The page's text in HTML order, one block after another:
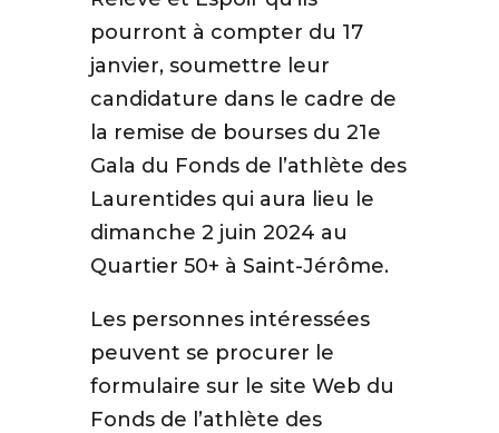
pourront à compter du 17
janvier, soumettre leur
candidature dans le cadre de
la remise de bourses du 21e
Gala du Fonds de l’athlète des
Laurentides qui aura lieu le
dimanche 2 juin 2024 au
Quartier 50+ à Saint-Jérôme.
Les personnes intéressées
peuvent se procurer le
formulaire sur le site Web du
Fonds de l’athlète des